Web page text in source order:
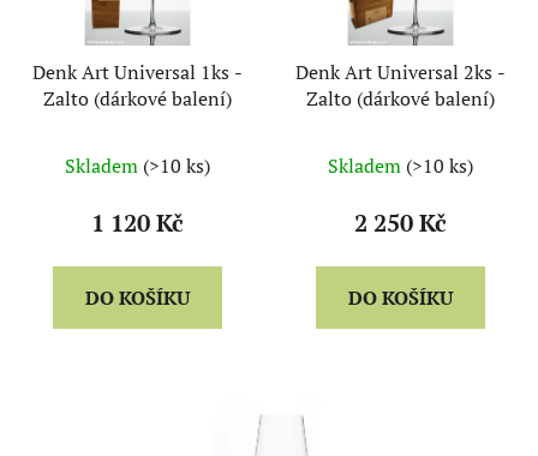
Denk Art Universal 1ks -
Zalto (dárkové balení)
Skladem (>10 ks)
1 120 Kč
DO KOŠÍKU
Denk Art Universal 2ks -
Zalto (dárkové balení)
Skladem (>10 ks)
2 250 Kč
DO KOŠÍKU